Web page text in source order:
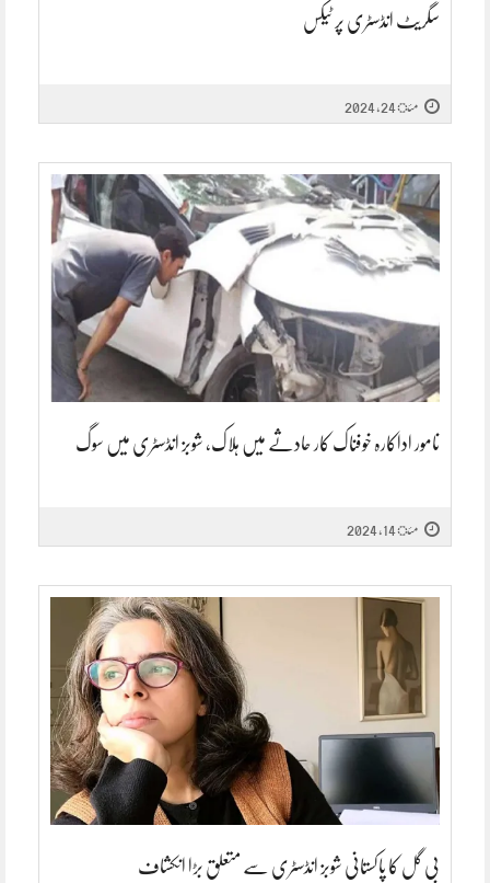
سگریٹ انڈسٹری پر ٹیکس
مئ 24, 2024
نامور اداکارہ خوفناک کار حادثے میں ہلاک، شوبز انڈسٹری میں سوگ
مئ 14, 2024
بی گل کا پاکستانی شوبز انڈسٹری سے متعلق بڑا انکشاف